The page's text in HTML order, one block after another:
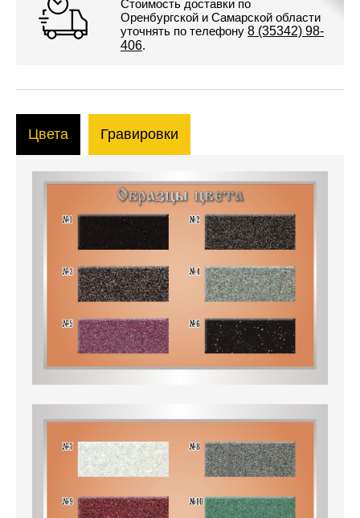
Стоимость доставки по
Оренбургской и Самарской области
уточнять по телефону 8 (35342) 98-
406.
Цвета Гравировки